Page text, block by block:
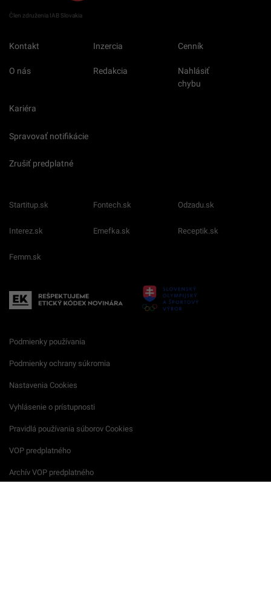
Člen združenia IAB Slovakia
Kontakt Inzercia Cenník
O nás Redakcia
Nahlásiť
chybu
Kariéra
Spravovať notifikácie
Zrušiť predplatné
Startitup.sk Fontech.sk Odzadu.sk
Interez.sk Emefka.sk Receptik.sk
Femm.sk
Podmienky používania
Podmienky ochrany súkromia
Nastavenia Cookies
Vyhlásenie o prístupnosti
Pravidlá používania súborov Cookies
VOP predplatného
Archív VOP predplatného